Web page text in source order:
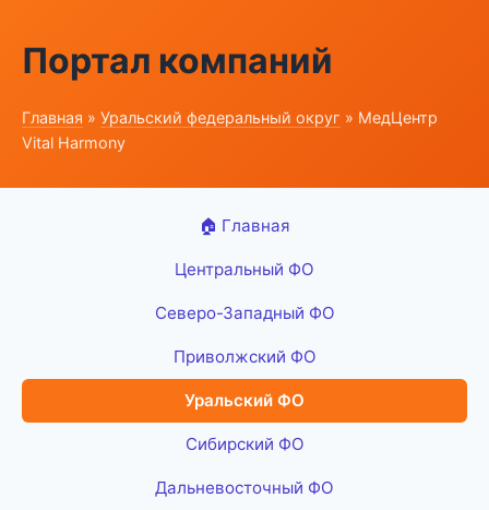
Портал компаний
Главная » Уральский федеральный округ » МедЦентр
Vital Harmony
🏠 Главная
Центральный ФО
Северо-Западный ФО
Приволжский ФО
Уральский ФО
Сибирский ФО
Дальневосточный ФО